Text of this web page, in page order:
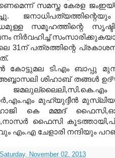
സമസ്ത കേരള
സമൂഹത്തിന്റെ
നിര്‍വഹിച്ച്
31ന് പത്രത്തിന്റെ
കോട്ടുമല ടി.എം ബാപ്പു
ശിഹാബ് തങ്ങള്‍
മുഹ്‌യുദ്ദീന്‍
കെ മമ്മദ്
ഫൈസി
എം.എ ചേളാരി നന്ദിയും
Saturday, November 02, 2013